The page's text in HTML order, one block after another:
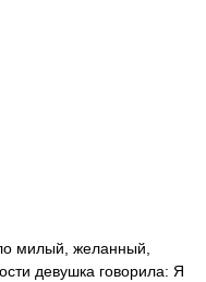
милый, желанный,
девушка говорила: Я